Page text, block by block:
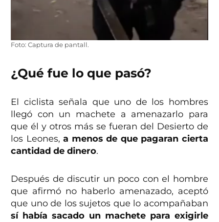
Foto: Captura de pantall.
¿Qué fue lo que pasó?
El ciclista señala que uno de los hombres
llegó con un machete a amenazarlo para
que él y otros más se fueran del Desierto de
los Leones,a menos de que pagaran cierta
cantidad de dinero.
Después de discutir un poco con el hombre
que afirmó no haberlo amenazado, aceptó
que uno de los sujetos que lo acompañaban
sí había sacado un machete para exigirle